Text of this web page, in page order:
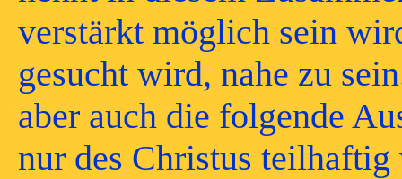
verstärkt möglich sein
gesucht wird, nahe zu
aber auch die folgende
nur des Christus